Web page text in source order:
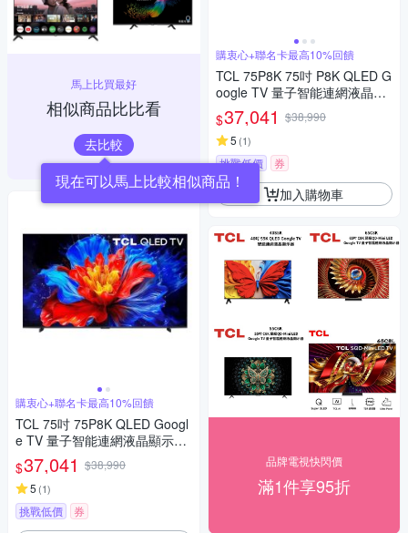
馬上比買最好
相似商品比比看
去比較
現在可以馬上比較相似商品！
購衷心+聯名卡最高10%回饋
TCL 75吋 75P8K QLED Googl
e TV 量子智能連網液晶顯示器
桌上安裝
$37,041 $38,990
5 (1)
挑戰低價 券
購衷心+聯名卡最高10%回饋
TCL 75P8K 75吋 P8K QLED G
oogle TV 量子智能連網液晶顯
示器
$37,041 $38,990
5 (1)
挑戰低價 券
加入購物車
品牌電視快閃價
滿1件享95折